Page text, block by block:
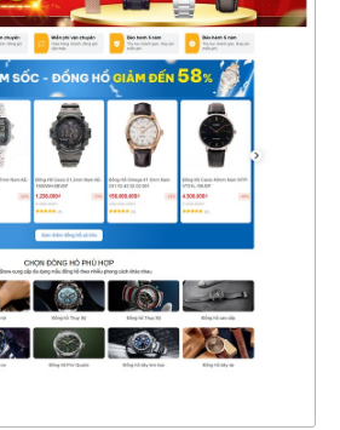
47432
CHI TIẾT
XEM THỰC TẾ